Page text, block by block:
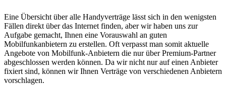
Eine Übersicht über alle Handyverträge lässt sich in den wenigsten
Fällen direkt über das Internet finden, aber wir haben uns zur
Aufgabe gemacht, Ihnen eine Vorauswahl an guten
Mobilfunkanbietern zu erstellen. Oft verpasst man somit aktuelle
Angebote von Mobilfunk-Anbietern die nur über Premium-Partner
abgeschlossen werden können. Da wir nicht nur auf einen Anbieter
fixiert sind, können wir Ihnen Verträge von verschiedenen Anbietern
vorschlagen.